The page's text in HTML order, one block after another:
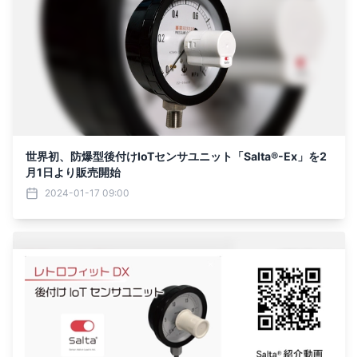
世界初、防爆型後付けIoTセンサユニット「Salta®-Ex」を2
月1日より販売開始
2024-01-17 09:00